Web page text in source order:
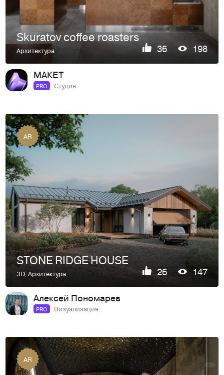
Skuratov coffee roasters
Архитектура 36 198
МАКЕТ
PRO Студия
AR
STONE RIDGE HOUSE
3D,Архитектура 26 147
Алексей Пономарев
PRO Визуализация
AR